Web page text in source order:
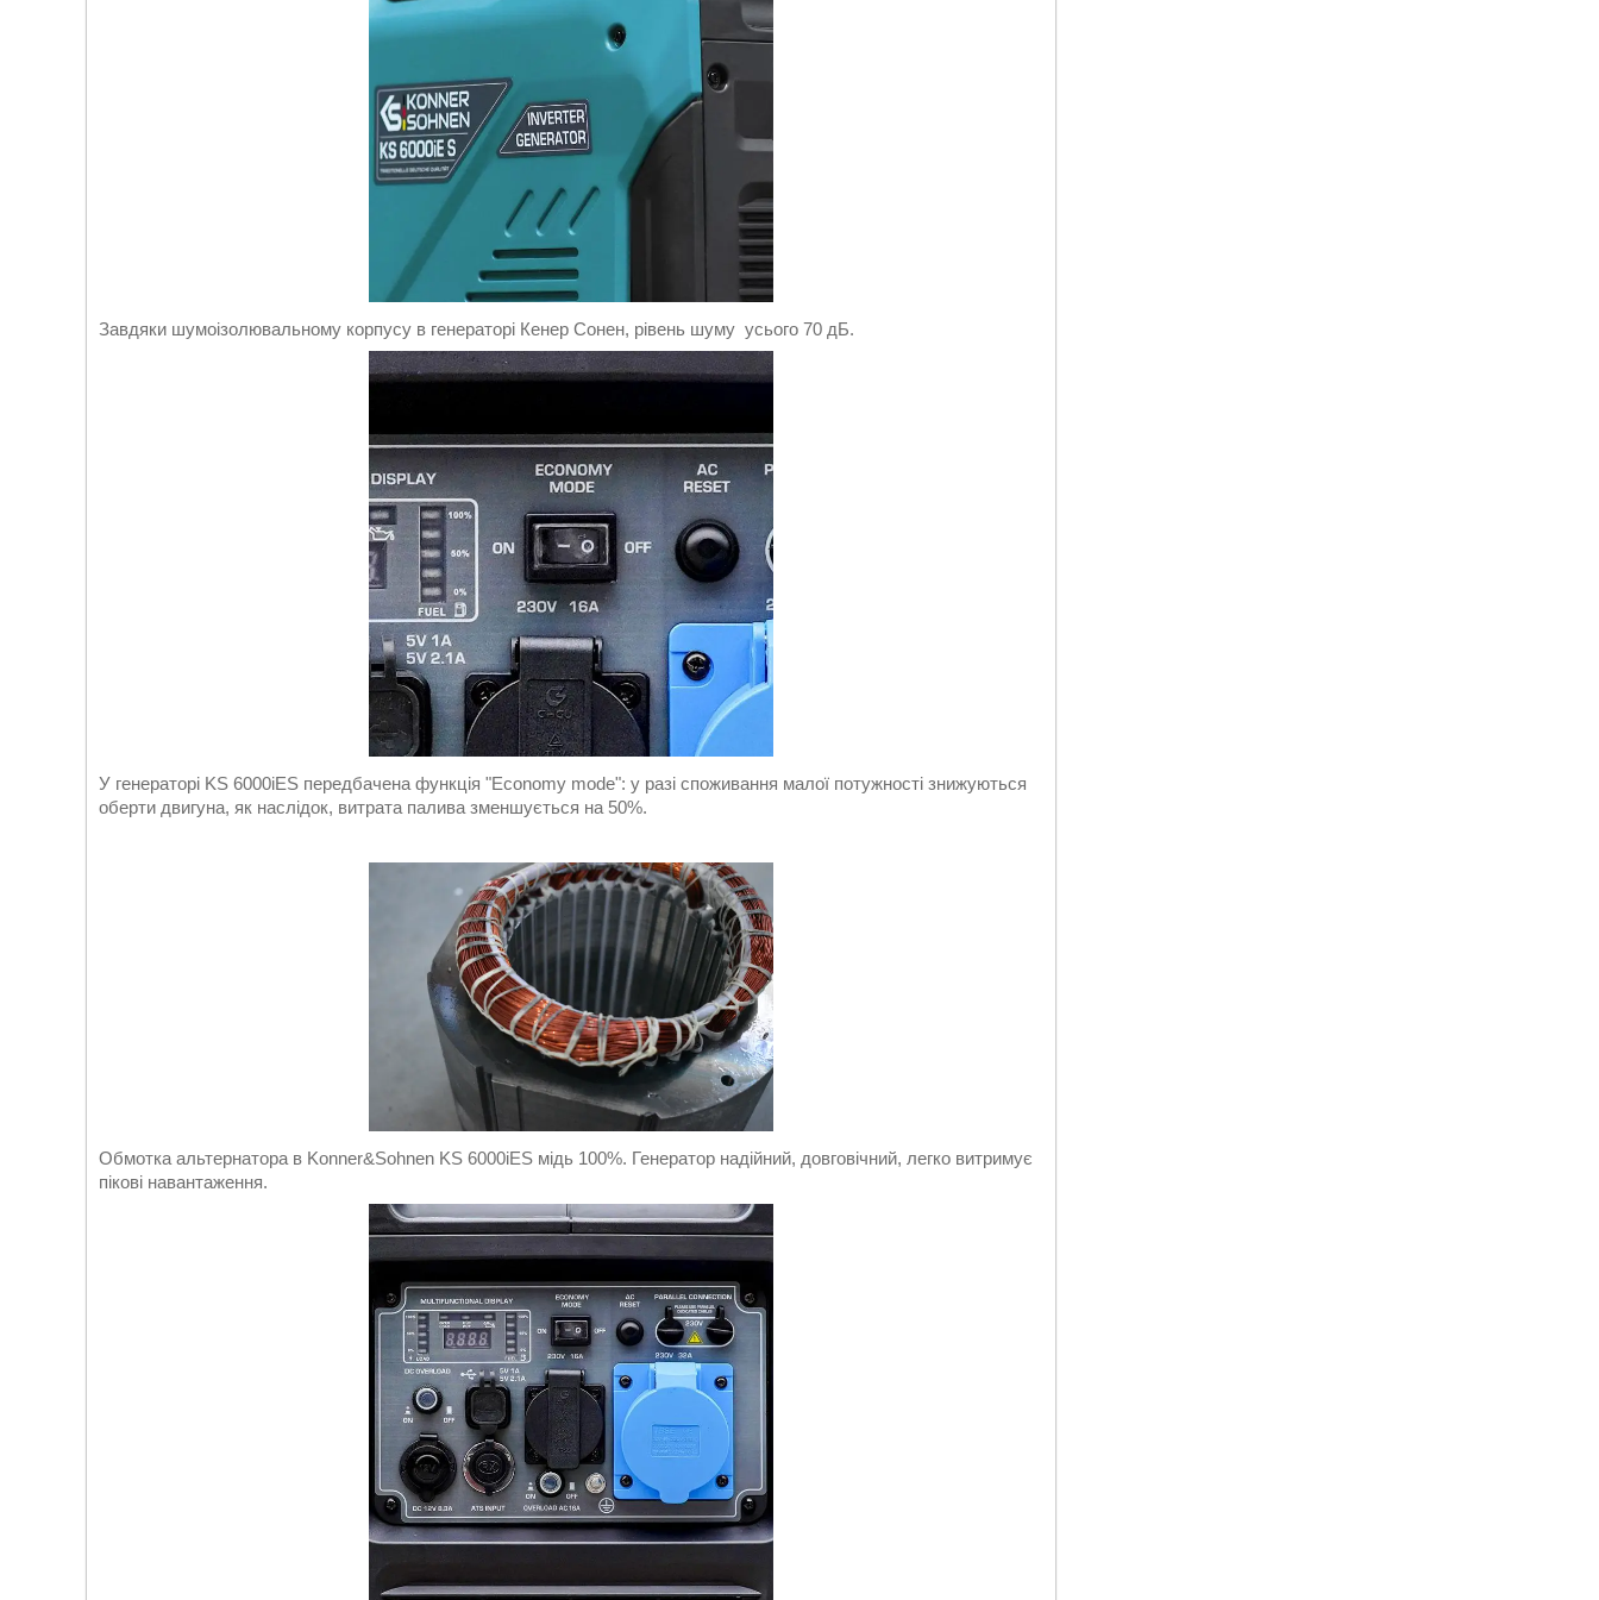
Завдяки шумоізолювальному корпусу в генераторі Кенер Сонен, рівень шуму усього 70 дБ.
У генераторі KS 6000iES передбачена функція "Economy mode": у разі споживання малої потужності знижуються
оберти двигуна, як наслідок, витрата палива зменшується на 50%.
Обмотка альтернатора в Konner&Sohnen KS 6000iES мідь 100%. Генератор надійний, довговічний, легко витримує
пікові навантаження.